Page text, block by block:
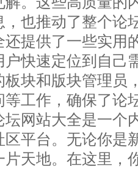
也推动了整个论
还提供了一些实用
户快速定位到自己
块和版块管理员
等工作，确保了论
坛网站大全是一个
平台。无论你是
天地。在这里，